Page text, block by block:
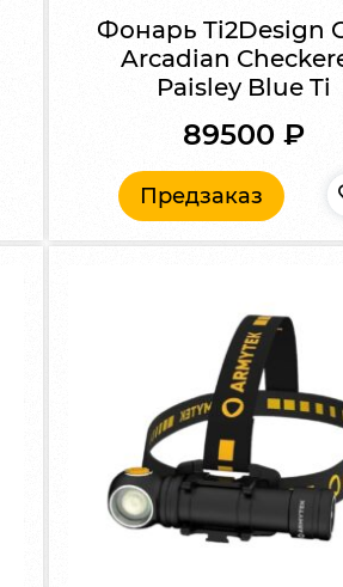
Фонарь Ti2Design
Arcadian
Paisley Blue Ti
89500₽
Предзаказ